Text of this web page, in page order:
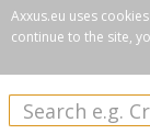
Axxus.eu uses
continue to the site,